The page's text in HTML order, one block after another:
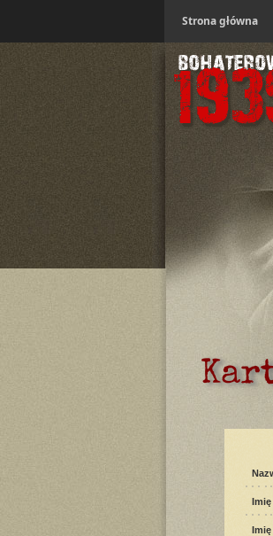
Strona główna
Imię
Imię